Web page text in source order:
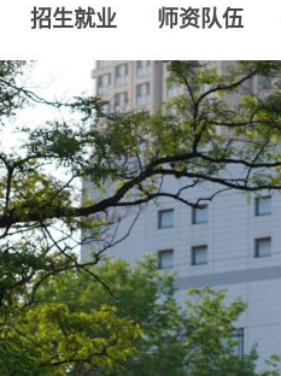
招生就业 师资队伍